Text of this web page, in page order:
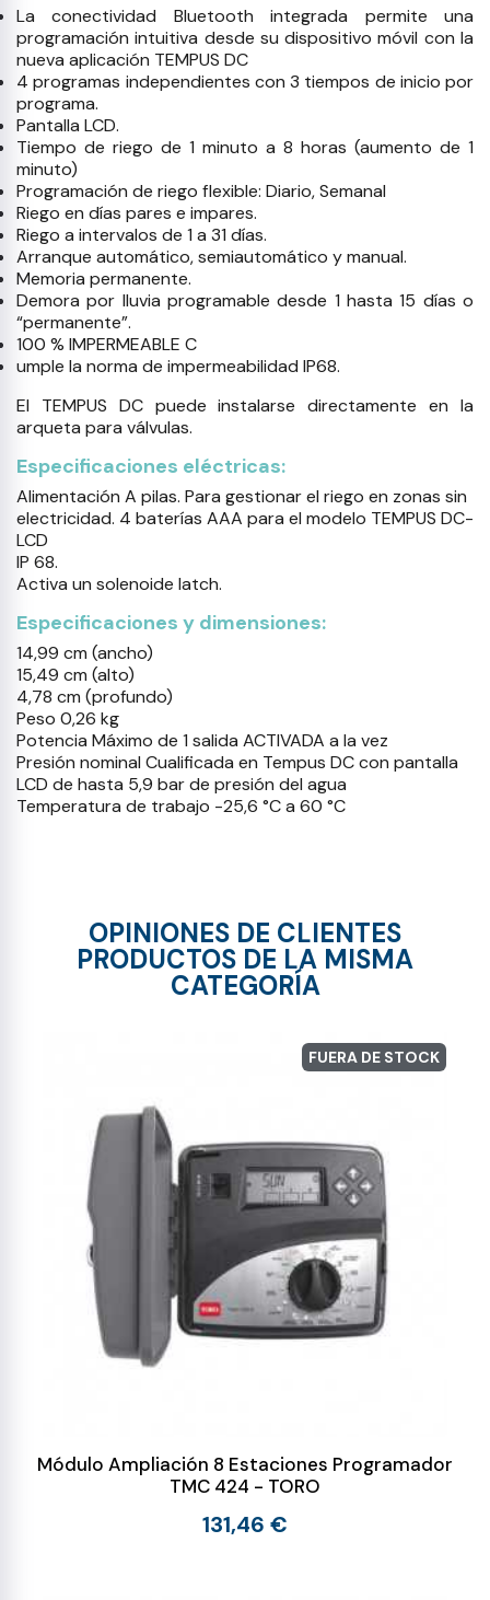
La conectividad Bluetooth integrada permite una
programación intuitiva desde su dispositivo móvil con la
nueva aplicación TEMPUS DC
4 programas independientes con 3 tiempos de inicio por
programa.
Pantalla LCD.
Tiempo de riego de 1 minuto a 8 horas (aumento de 1
minuto)
Programación de riego flexible: Diario, Semanal
Riego en días pares e impares.
Riego a intervalos de 1 a 31 días.
Arranque automático, semiautomático y manual.
Memoria permanente.
Demora por lluvia programable desde 1 hasta 15 días o
“permanente”.
100 % IMPERMEABLE C
umple la norma de impermeabilidad IP68.
El TEMPUS DC puede instalarse directamente en la
arqueta para válvulas.
Especificaciones eléctricas:
Alimentación A pilas. Para gestionar el riego en zonas sin
electricidad. 4 baterías AAA para el modelo TEMPUS DC-
LCD
IP 68.
Activa un solenoide latch.
Especificaciones y dimensiones:
14,99 cm (ancho)
15,49 cm (alto)
4,78 cm (profundo)
Peso 0,26 kg
Potencia Máximo de 1 salida ACTIVADA a la vez
Presión nominal Cualificada en Tempus DC con pantalla
LCD de hasta 5,9 bar de presión del agua
Temperatura de trabajo -25,6 °C a 60 °C
OPINIONES DE CLIENTES
PRODUCTOS DE LA MISMA
CATEGORÍA
FUERA DE STOCK
Módulo Ampliación 8 Estaciones Programador
TMC 424 - TORO
131,46 €